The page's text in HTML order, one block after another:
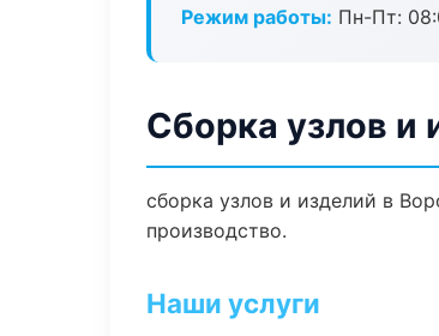
Режим работы: Пн-Пт:
Сборка узлов и
сборка узлов и изделий в
производство.
Наши услуги